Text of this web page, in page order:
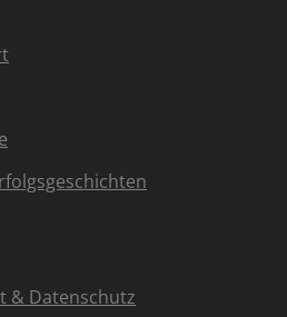
& Datenschutz